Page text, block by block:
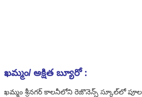
ఖమ్మం/ అక్షిత బ్యూరో :
ఖమ్మం శ్రీనగర్‌ కాలనీలోని రెజొనెన్స్‌ స్కూల్‌లో